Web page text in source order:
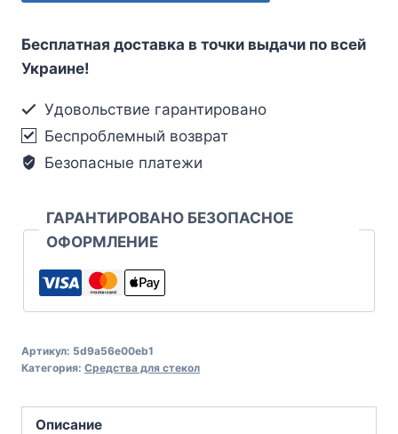
Бесплатная доставка в точки выдачи по всей
Украине!
Удовольствие гарантировано
Беспроблемный возврат
Безопасные платежи
ГАРАНТИРОВАНО БЕЗОПАСНОЕ
ОФОРМЛЕНИЕ
Артикул: 5d9a56e00eb1
Категория: Средства для стекол
Описание